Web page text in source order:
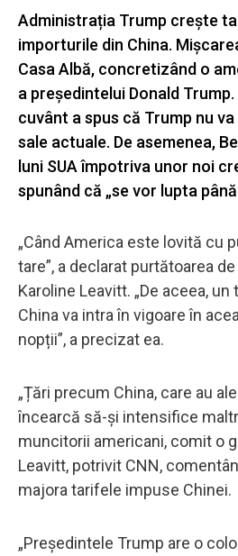
Administrația Trump crește
importurile din China.
Casa Albă, concretizând o
a președintelui Donald
cuvânt a spus că Trump nu
sale actuale. De asemenea,
luni SUA împotriva unor noi
spunând că „se vor lupta
„Când America este lovită cu
tare”, a declarat purtătoarea
Karoline Leavitt. „De aceea,
China va intra în vigoare în
nopții”, a precizat ea.
„Țări precum China, care au
încearcă să-și intensifice
muncitorii americani, comit o
Leavitt, potrivit CNN,
majora tarifele impuse Chinei.
„Președintele Trump are o